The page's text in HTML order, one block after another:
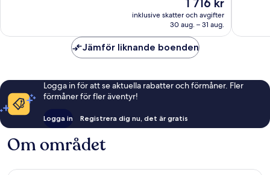
är
1 716 kr
1 716 kr
inklusive skatter och avgifter
30 aug. – 31 aug.
Jämför liknande boenden
Logga in för att se aktuella rabatter och förmåner. Fler
förmåner för fler äventyr!
Logga in Registrera dig nu, det är gratis
Om området